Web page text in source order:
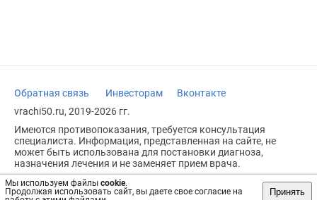
Мы используем файлы cookie.
Продолжая использовать сайт, вы даете свое согласие на
Принять
Обратная связь Инвесторам
Вконтакте
vrachi50.ru, 2019-2026 гг.
Имеются противопоказания, требуется консультация
специалиста. Информация, представленная на сайте, не
может быть использована для постановки диагноза,
назначения лечения и не заменяет прием врача.
Возрастное ограничение: 18+